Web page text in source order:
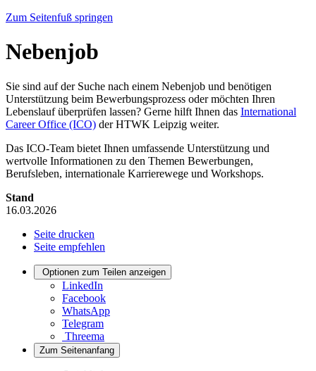
Zum Seitenfuß springen
Nebenjob
Sie sind auf der Suche nach einem Nebenjob und benötigen
Unterstützung beim Bewerbungsprozess oder möchten Ihren
Lebenslauf überprüfen lassen? Gerne hilft Ihnen das International
Career Office (ICO) der HTWK Leipzig weiter.
Das ICO-Team bietet Ihnen umfassende Unterstützung und
wertvolle Informationen zu den Themen Bewerbungen,
Berufsleben, internationale Karrierewege und Workshops.
Stand
16.03.2026
Seite drucken
Seite empfehlen
Optionen zum Teilen anzeigen
LinkedIn
Facebook
WhatsApp
Telegram
Threema
Zum Seitenanfang